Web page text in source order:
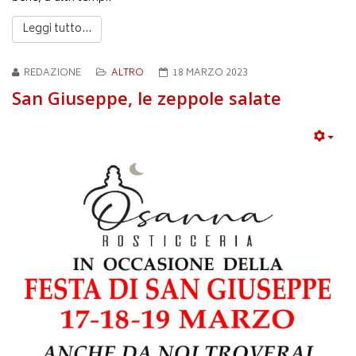
Leggi tutto...
REDAZIONE ALTRO 18 MARZO 2023
San Giuseppe, le zeppole salate